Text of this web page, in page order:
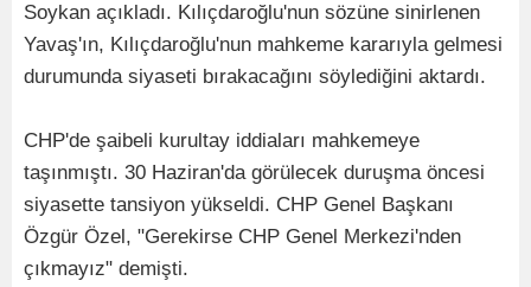
Soykan açıkladı. Kılıçdaroğlu'nun sözüne sinirlenen
Yavaş'ın, Kılıçdaroğlu'nun mahkeme kararıyla gelmesi
durumunda siyaseti bırakacağını söylediğini aktardı.
CHP'de şaibeli kurultay iddiaları mahkemeye
taşınmıştı. 30 Haziran'da görülecek duruşma öncesi
siyasette tansiyon yükseldi. CHP Genel Başkanı
Özgür Özel, "Gerekirse CHP Genel Merkezi'nden
çıkmayız" demişti.